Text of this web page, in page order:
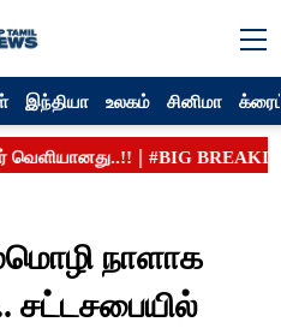
இந்தியா உலகம் சினிமா
நாளாக
சட்டசபையில்